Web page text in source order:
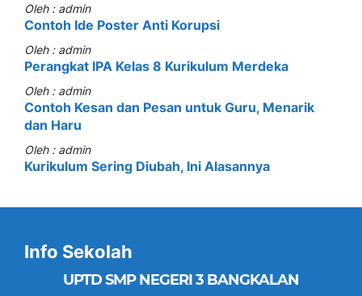
Oleh : admin
Contoh Ide Poster Anti Korupsi
Oleh : admin
Perangkat IPA Kelas 8 Kurikulum Merdeka
Oleh : admin
Contoh Kesan dan Pesan untuk Guru, Menarik
dan Haru
Oleh : admin
Kurikulum Sering Diubah, Ini Alasannya
Info Sekolah
UPTD SMP NEGERI 3 BANGKALAN